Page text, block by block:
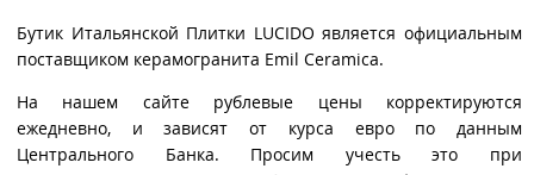
Бутик Итальянской Плитки LUCIDO является официальным
поставщиком керамогранита Emil Ceramica.
На нашем сайте рублевые цены корректируются
ежедневно, и зависят от курса евро по данным
Центрального Банка. Просим учесть это при